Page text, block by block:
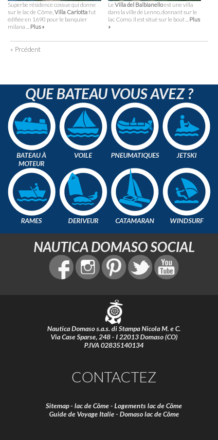
Superbe résidence cossue qui donne
sur le lac de Côme,Villa Carlottafut
édifiée en 1690 pour le banquier
milana ... Plus »
Le Villa del Balbianelloest une villa
dans la ville de Lenno, donnant sur le
lac Como. Il est situé sur le bout ... Plus
»
« Prcédent
QUE BATEAU VOUS AVEZ ?
BATEAU À
MOTEUR
VOILE PNEUMATIQUES JETSKI
RAMES DERIVEUR CATAMARAN WINDSURF
NAUTICA DOMASO SOCIAL
Nautica Domaso s.a.s. di Stampa Nicola M. e C.
Via Case Sparse, 248 - I 22013 Domaso (CO)
P.IVA 02835140134
CONTACTEZ
Sitemap- lac de Côme- Logements lac de Côme
Guide de Voyage Italie- Domaso lac de Côme